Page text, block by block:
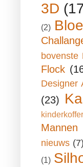
3D
(2)
bovenste
Flock
Designer
(23)
Mannen
nieuws (7)
(1)